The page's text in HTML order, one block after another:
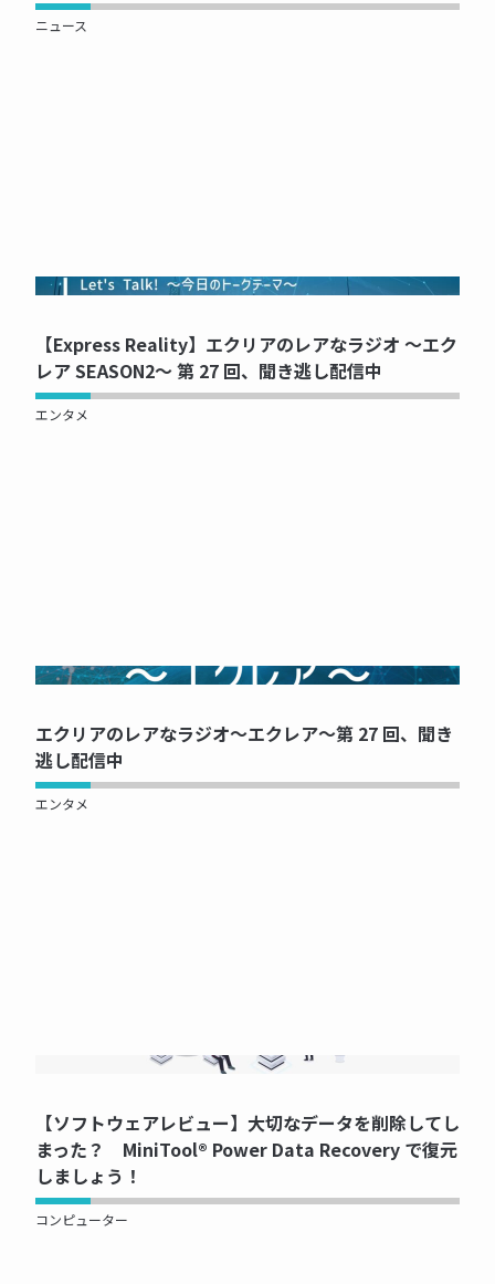
ニュース
NOW PRINTING...
【Express Reality】エクリアのレアなラジオ ～エク
レア SEASON2～ 第 27 回、聞き逃し配信中
エンタメ
NOW PRINTING...
エクリアのレアなラジオ～エクレア～第 27 回、聞き
逃し配信中
エンタメ
NOW PRINTING...
【ソフトウェアレビュー】大切なデータを削除してし
まった？ MiniTool® Power Data Recovery で復元
しましょう！
コンピューター